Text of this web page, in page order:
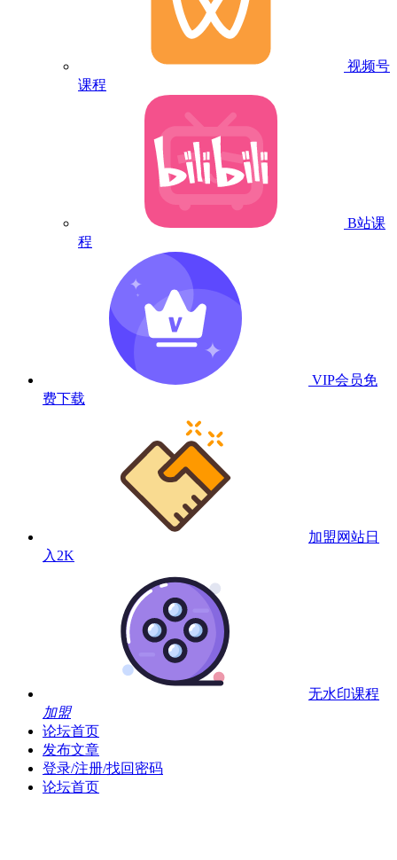
视频号
课程
B站课
程
VIP会员免
费下载
加盟网站日
入2K
无水印课程
加盟
论坛首页
发布文章
登录/注册/找回密码
论坛首页